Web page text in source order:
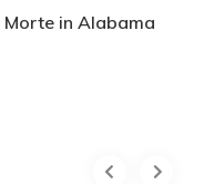
Morte in Alabama